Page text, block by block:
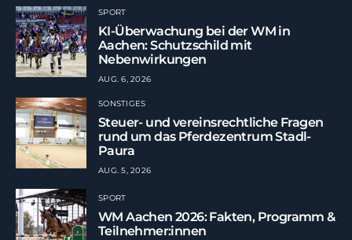
SPORT
KI-Überwachung bei der WM in
Aachen: Schutzschild mit
Nebenwirkungen
AUG. 6, 2026
SONSTIGES
Steuer- und vereinsrechtliche Fragen
rund um das Pferdezentrum Stadl-
Paura
AUG. 5, 2026
SPORT
WM Aachen 2026: Fakten, Programm &
Teilnehmer:innen